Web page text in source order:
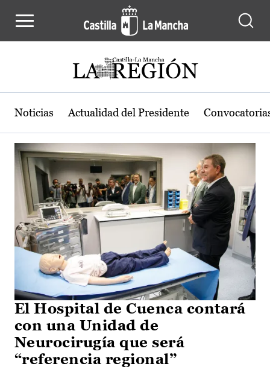
Actualidad de la región de Castilla-
Noticias Actualidad del Presidente
El Hospital de Cuenca contará
con una Unidad de
Neurocirugía que será
“referencia regional”